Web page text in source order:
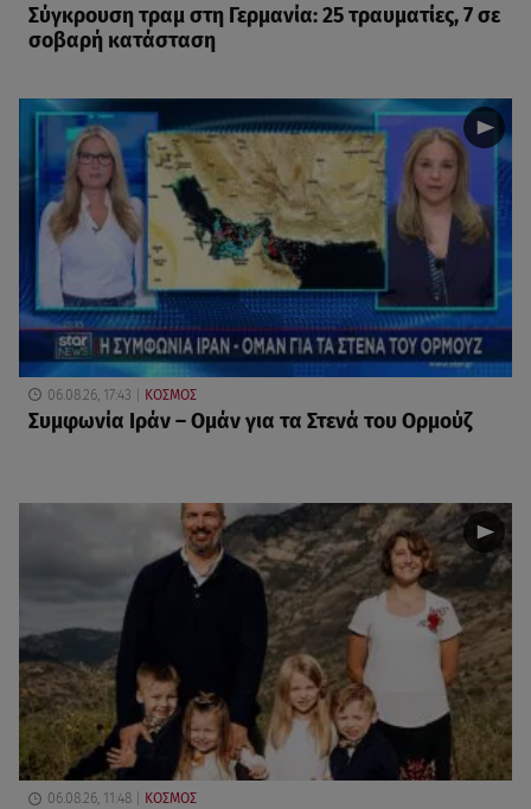
Σύγκρουση τραμ στη Γερμανία: 25 τραυματίες, 7 σε
σοβαρή κατάσταση
06.08.26, 17:43 ΚΟΣΜΟΣ
Συμφωνία Ιράν – Ομάν για τα Στενά του Ορμούζ
06.08.26, 11:48 ΚΟΣΜΟΣ